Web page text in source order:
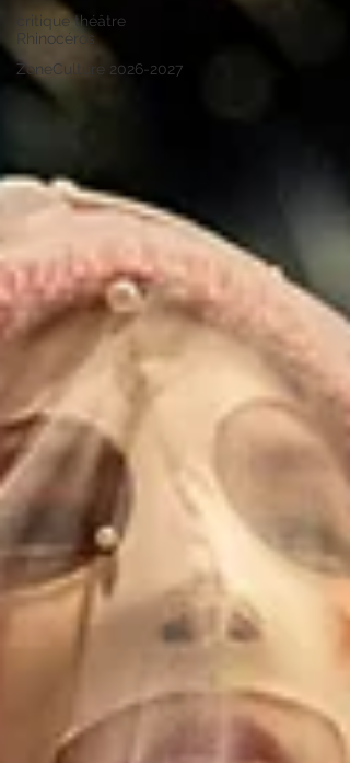
critique théâtre
Rhinocéros
ZoneCulture 2026-2027